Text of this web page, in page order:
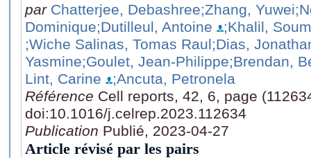
par Chatterjee, Debashree;Zhang, Yuwei
Dominique;Dutilleul, Antoine
;Khalil,
;Wiche Salinas, Tomas Raul;Dias,
Yasmine;Goulet, Jean-Philippe;Brendan,
Lint, Carine
;Ancuta, Petronela
Référence Cell reports, 42, 6, page
doi:10.1016/j.celrep.2023.112634
Publication Publié, 2023-04-27
Article révisé par les pairs